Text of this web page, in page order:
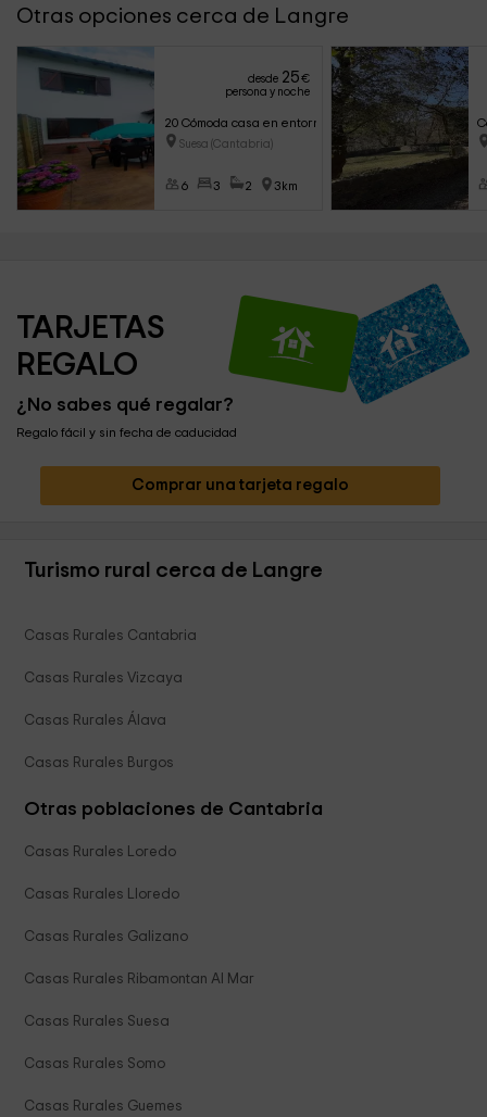
Otras opciones cerca de Langre
desde 25€
persona y noche
20 Cómoda casa en entorno natural y cerca de playa
Suesa (Cantabria)
6 3 2 3km
TARJETAS
REGALO
¿No sabes qué regalar?
Regalo fácil y sin fecha de caducidad
Comprar una tarjeta regalo
Turismo rural cerca de Langre
Casas Rurales Cantabria
Casas Rurales Vizcaya
Casas Rurales Álava
Casas Rurales Burgos
Otras poblaciones de Cantabria
Casas Rurales Loredo
Casas Rurales Lloredo
Casas Rurales Galizano
Casas Rurales Ribamontan Al Mar
Casas Rurales Suesa
Casas Rurales Somo
Casas Rurales Guemes